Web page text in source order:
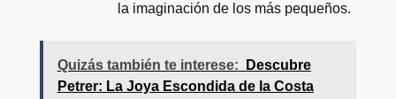
la imaginación de los más pequeños.
Quizás también te interese:
Descubre
Petrer: La Joya Escondida de la Costa